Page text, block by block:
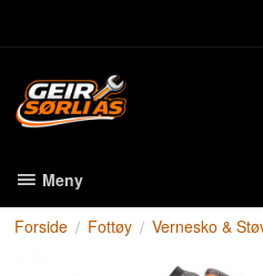
Meny
Forside Fottøy Vernesko &